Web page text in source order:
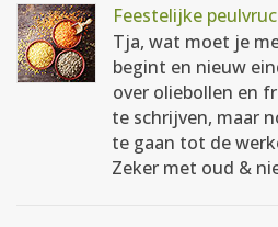
Feestelijke
Tja, wat moet je
begint en nieuw
over oliebollen en
te schrijven, maar
te gaan tot de
Zeker met oud &